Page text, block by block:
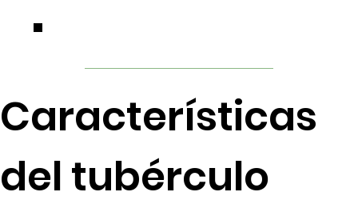
Características
del tubérculo